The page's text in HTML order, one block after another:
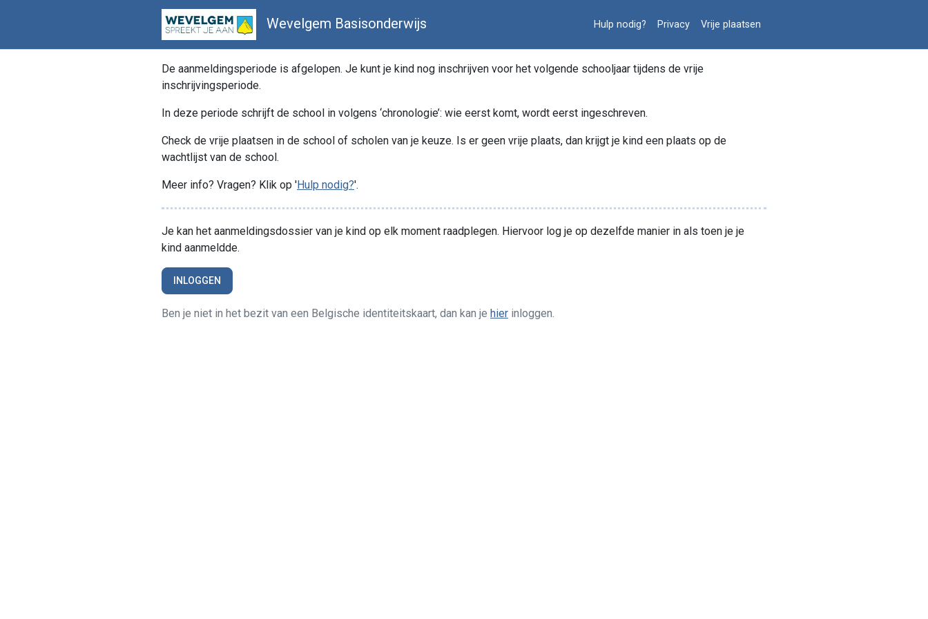
Wevelgem Basisonderwijs Hulp nodig? Privacy Vrije plaatsen
De aanmeldingsperiode is afgelopen. Je kunt je kind nog inschrijven voor het volgende schooljaar tijdens de vrije
inschrijvingsperiode.
In deze periode schrijft de school in volgens ‘chronologie’: wie eerst komt, wordt eerst ingeschreven.
Check de vrije plaatsen in de school of scholen van je keuze. Is er geen vrije plaats, dan krijgt je kind een plaats op de
wachtlijst van de school.
Meer info? Vragen? Klik op 'Hulp nodig?'.
Je kan het aanmeldingsdossier van je kind op elk moment raadplegen. Hiervoor log je op dezelfde manier in als toen je je
kind aanmeldde.
INLOGGEN
Ben je niet in het bezit van een Belgische identiteitskaart, dan kan je hier inloggen.